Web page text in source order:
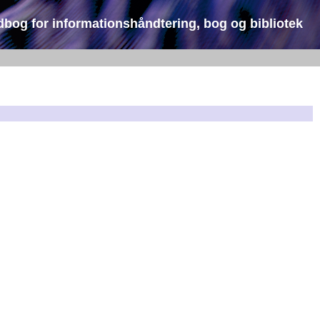
for informationshåndtering, bog og bibliotek